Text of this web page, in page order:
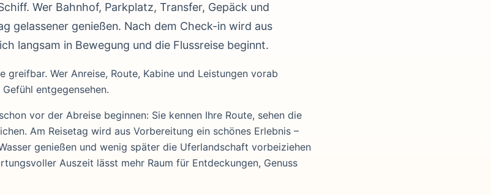
Wer Bahnhof, Parkplatz, Transfer, Gepäck und
gelassener genießen. Nach dem Check-in wird aus
langsam in Bewegung und die Flussreise beginnt.
Wer Anreise, Route, Kabine und Leistungen vorab
entgegensehen.
vor der Abreise beginnen: Sie kennen Ihre Route, sehen die
Am Reisetag wird aus Vorbereitung ein schönes Erlebnis –
genießen und wenig später die Uferlandschaft vorbeiziehen
Auszeit lässt mehr Raum für Entdeckungen, Genuss